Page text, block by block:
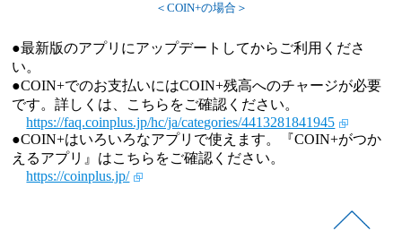
＜COIN+の場合＞
●最新版のアプリにアップデートしてからご利用くださ
い。
●COIN+でのお支払いにはCOIN+残高へのチャージが必要
です。詳しくは、こちらをご確認ください。
https://faq.coinplus.jp/hc/ja/categories/4413281841945
●COIN+はいろいろなアプリで使えます。『COIN+がつか
えるアプリ』はこちらをご確認ください。
https://coinplus.jp/